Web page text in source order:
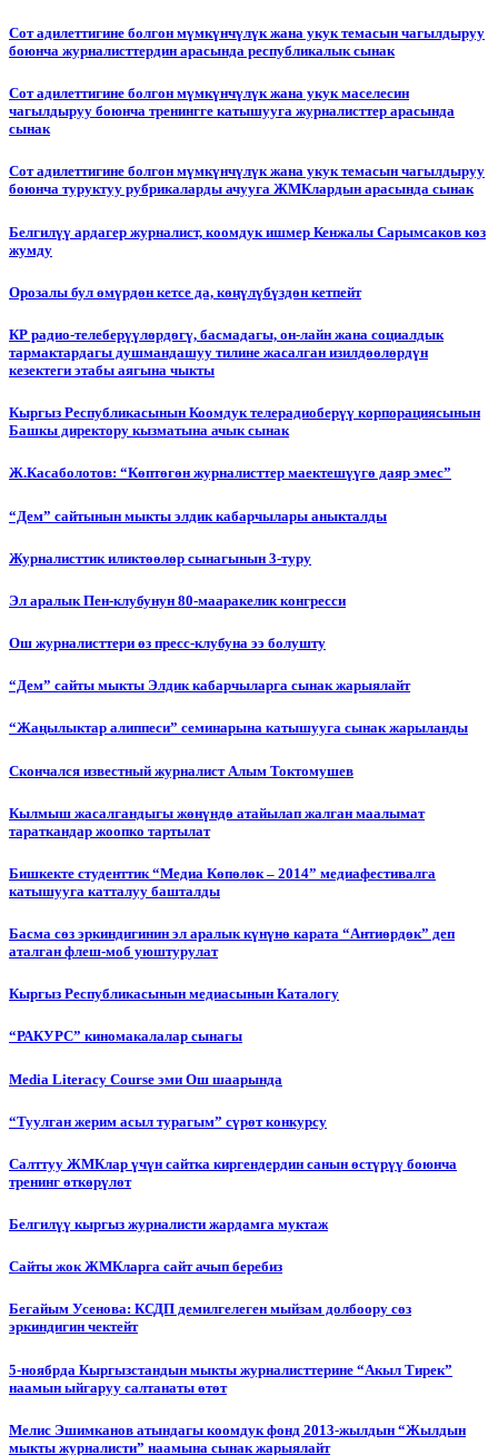
Сот адилеттигине болгон мүмкүнчүлүк жана укук темасын чагылдыруу
боюнча журналисттердин арасында республикалык сынак
Сот адилеттигине болгон мүмкүнчүлүк жана укук маселесин
чагылдыруу боюнча тренингге катышууга журналисттер арасында
сынак
Сот адилеттигине болгон мүмкүнчүлүк жана укук темасын чагылдыруу
боюнча туруктуу рубрикаларды ачууга ЖМКлардын арасында сынак
Белгилүү ардагер журналист, коомдук ишмер Кенжалы Сарымсаков көз
жумду
Орозалы бул өмүрдөн кетсе да, көңүлүбүздөн кетпейт
КР радио-телеберүүлөрдөгү, басмадагы, он-лайн жана социалдык
тармактардагы душмандашуу тилине жасалган изилдөөлөрдүн
кезектеги этабы аягына чыкты
Кыргыз Республикасынын Коомдук телерадиоберүү корпорациясынын
Башкы директору кызматына ачык сынак
Ж.Касаболотов: “Көптөгөн журналисттер маектешүүгө даяр эмес”
“Дем” сайтынын мыкты элдик кабарчылары аныкталды
Журналисттик иликтөөлөр сынагынын 3-туру
Эл аралык Пен-клубунун 80-мааракелик конгресси
Ош журналисттери өз пресс-клубуна ээ болушту
“Дем” сайты мыкты Элдик кабарчыларга сынак жарыялайт
“Жаңылыктар алиппеси” семинарына катышууга сынак жарыланды
Cкончался известный журналист Алым Токтомушев
Кылмыш жасалгандыгы жөнүндө атайылап жалган маалымат
тараткандар жоопко тартылат
Бишкекте студенттик “Медиа Көпөлөк – 2014” медиафестивалга
катышууга катталуу башталды
Басма сөз эркиндигинин эл аралык күнүнө карата “Антиөрдөк” деп
аталган флеш-моб уюштурулат
Кыргыз Республикасынын медиасынын Каталогу
“РАКУРС” киномакалалар сынагы
Media Literacy Сourse эми Ош шаарында
“Туулган жерим асыл турагым” сүрөт конкурсу
Салттуу ЖМКлар үчүн сайтка киргендердин санын өстүрүү боюнча
тренинг өткөрүлөт
Белгилүү кыргыз журналисти жардамга муктаж
Сайты жок ЖМКларга сайт ачып беребиз
Бегайым Усенова: КСДП демилгелеген мыйзам долбоору сөз
эркиндигин чектейт
5-ноябрда Кыргызстандын мыкты журналисттерине “Акыл Тирек”
наамын ыйгаруу салтанаты өтөт
Мелис Эшимканов атындагы коомдук фонд 2013-жылдын “Жылдын
мыкты журналисти” наамына сынак жарыялайт